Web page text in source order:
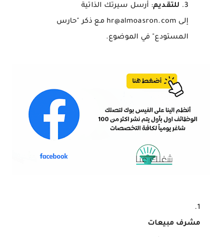
للتقديم: أرسل سيرتك الذاتية
إلى hr@almoasron.com مع ذكر "حارس
المستودع" في الموضوع.
مشرف مبيعات